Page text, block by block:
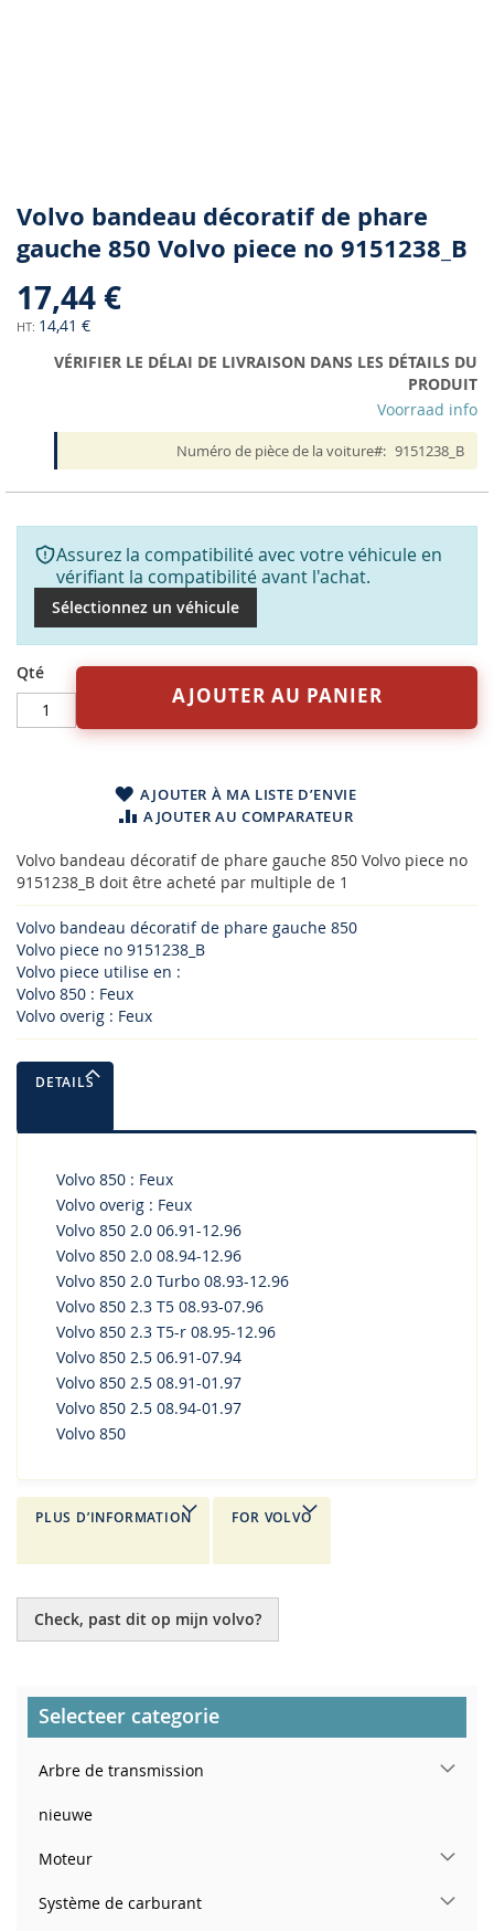
Skip
to
the
of
the
gallery
Volvo bandeau décoratif de phare
gauche 850 Volvo piece no 9151238_B
17,44 €
14,41 €
VÉRIFIER LE DÉLAI DE LIVRAISON DANS LES DÉTAILS DU
PRODUIT
Voorraad info
Numéro de pièce de la voiture 9151238_B
Assurez la compatibilité avec votre véhicule en
vérifiant la compatibilité avant l'achat.
Sélectionnez un véhicule
Qté
AJOUTER AU PANIER
AJOUTER À MA LISTE D’ENVIE
AJOUTER AU COMPARATEUR
Volvo bandeau décoratif de phare gauche 850 Volvo piece no
9151238_B doit être acheté par multiple de 1
Volvo bandeau décoratif de phare gauche 850
Volvo piece no 9151238_B
Volvo piece utilise en :
Volvo 850 : Feux
Volvo overig : Feux
DETAILS
Volvo 850 : Feux
Volvo overig : Feux
Volvo 850 2.0 06.91-12.96
Volvo 850 2.0 08.94-12.96
Volvo 850 2.0 Turbo 08.93-12.96
Volvo 850 2.3 T5 08.93-07.96
Volvo 850 2.3 T5-r 08.95-12.96
Volvo 850 2.5 06.91-07.94
Volvo 850 2.5 08.91-01.97
Volvo 850 2.5 08.94-01.97
Volvo 850
PLUS D’INFORMATION FOR VOLVO
Check, past dit op mijn volvo?
Selecteer categorie
Arbre de transmission
nieuwe
Moteur
Système de carburant